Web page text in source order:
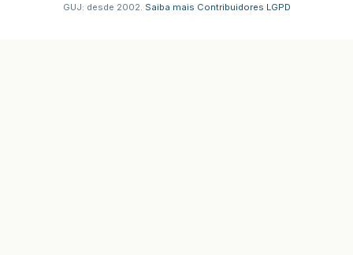
GUJ: desde 2002. Saiba mais Contribuidores LGPD